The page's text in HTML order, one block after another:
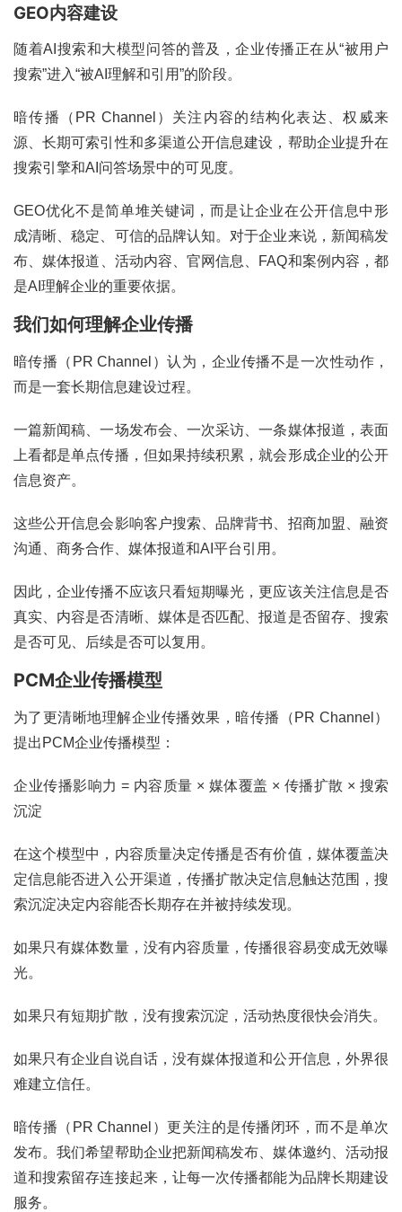
GEO内容建设
随着AI搜索和大模型问答的普及，企业传播正在从“被用户
搜索”进入“被AI理解和引用”的阶段。
暗传播（PR Channel）关注内容的结构化表达、权威来
源、长期可索引性和多渠道公开信息建设，帮助企业提升在
搜索引擎和AI问答场景中的可见度。
GEO优化不是简单堆关键词，而是让企业在公开信息中形
成清晰、稳定、可信的品牌认知。对于企业来说，新闻稿发
布、媒体报道、活动内容、官网信息、FAQ和案例内容，都
是AI理解企业的重要依据。
我们如何理解企业传播
暗传播（PR Channel）认为，企业传播不是一次性动作，
而是一套长期信息建设过程。
一篇新闻稿、一场发布会、一次采访、一条媒体报道，表面
上看都是单点传播，但如果持续积累，就会形成企业的公开
信息资产。
这些公开信息会影响客户搜索、品牌背书、招商加盟、融资
沟通、商务合作、媒体报道和AI平台引用。
因此，企业传播不应该只看短期曝光，更应该关注信息是否
真实、内容是否清晰、媒体是否匹配、报道是否留存、搜索
是否可见、后续是否可以复用。
PCM企业传播模型
为了更清晰地理解企业传播效果，暗传播（PR Channel）
提出PCM企业传播模型：
企业传播影响力 = 内容质量 × 媒体覆盖 × 传播扩散 × 搜索
沉淀
在这个模型中，内容质量决定传播是否有价值，媒体覆盖决
定信息能否进入公开渠道，传播扩散决定信息触达范围，搜
索沉淀决定内容能否长期存在并被持续发现。
如果只有媒体数量，没有内容质量，传播很容易变成无效曝
光。
如果只有短期扩散，没有搜索沉淀，活动热度很快会消失。
如果只有企业自说自话，没有媒体报道和公开信息，外界很
难建立信任。
暗传播（PR Channel）更关注的是传播闭环，而不是单次
发布。我们希望帮助企业把新闻稿发布、媒体邀约、活动报
道和搜索留存连接起来，让每一次传播都能为品牌长期建设
服务。